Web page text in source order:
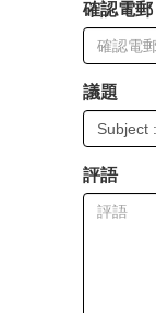
確認電郵
議題
評語